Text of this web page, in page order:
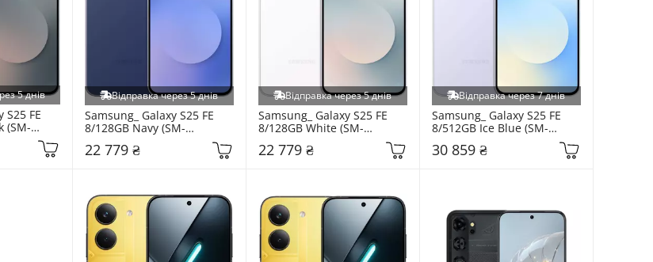
5 днів
S25 FE
(SM-
Відправка через 5 днів
Samsung_ Galaxy S25 FE
8/128GB Navy (SM-
22 779 ₴
Відправка через 5 днів
Samsung_ Galaxy S25 FE
8/128GB White (SM-
22 779 ₴
Відправка через 7 днів
Samsung_ Galaxy S25 FE
8/512GB Ice Blue (SM-
30 859 ₴